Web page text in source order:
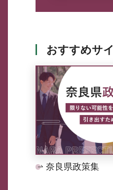
おすすめサ
奈良県政策集